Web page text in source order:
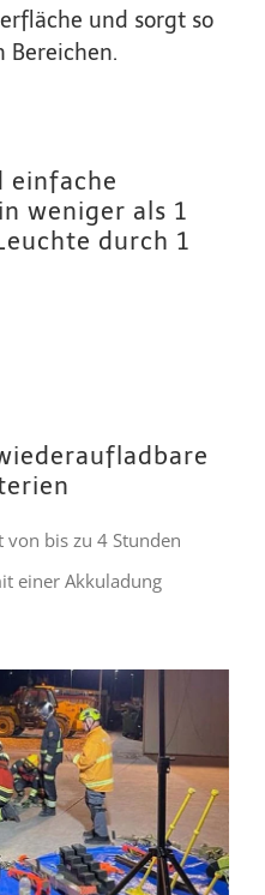
und sorgt so
einfache
weniger als 1
durch 1
von bis zu 4 Stunden
einer Akkuladung